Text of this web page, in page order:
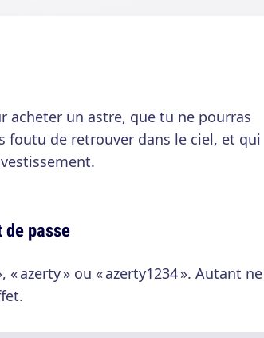
acheter un astre, que tu ne pourras
foutu de retrouver dans le ciel, et qui
passe
« azerty » ou « azerty1234 ». Autant ne